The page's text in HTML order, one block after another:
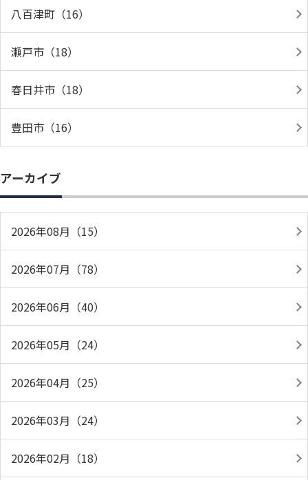
八百津町（16）
瀬戸市（18）
春日井市（18）
豊田市（16）
アーカイブ
2026年08月（15）
2026年07月（78）
2026年06月（40）
2026年05月（24）
2026年04月（25）
2026年03月（24）
2026年02月（18）